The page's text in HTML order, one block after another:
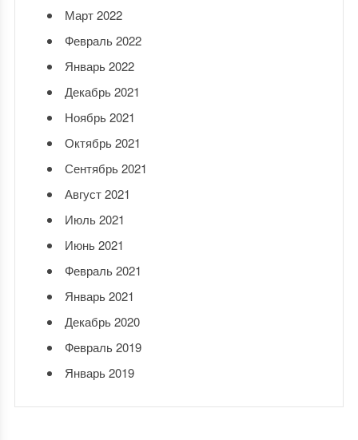
Март 2022
Февраль 2022
Январь 2022
Декабрь 2021
Ноябрь 2021
Октябрь 2021
Сентябрь 2021
Август 2021
Июль 2021
Июнь 2021
Февраль 2021
Январь 2021
Декабрь 2020
Февраль 2019
Январь 2019